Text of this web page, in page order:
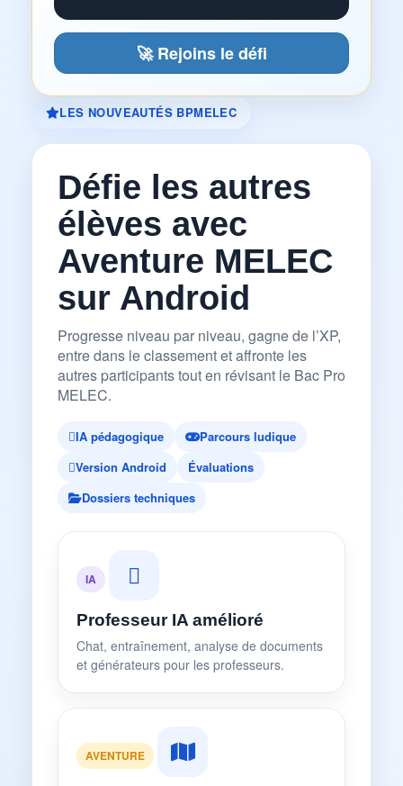
🚀 Rejoins le défi
LES NOUVEAUTÉS BPMELEC
Défie les autres
élèves avec
Aventure MELEC
sur Android
Progresse niveau par niveau, gagne de l’XP,
entre dans le classement et affronte les
autres participants tout en révisant le Bac Pro
MELEC.
IA pédagogique
Parcours ludique
Version Android
Évaluations
Dossiers techniques
IA
Professeur IA amélioré
Chat, entraînement, analyse de documents
et générateurs pour les professeurs.
AVENTURE